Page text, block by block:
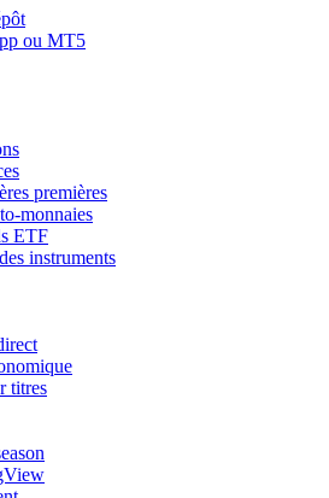
ou MT5
premières
monnaies
ETF
instruments
titres